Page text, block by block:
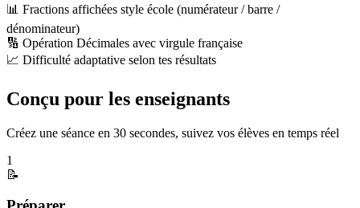
📊 Fractions affichées style école (numérateur / barre /
dénominateur)
🔢 Opération Décimales avec virgule française
📈 Difficulté adaptative selon tes résultats
Conçu pour les enseignants
Créez une séance en 30 secondes, suivez vos élèves en temps réel
1
📝